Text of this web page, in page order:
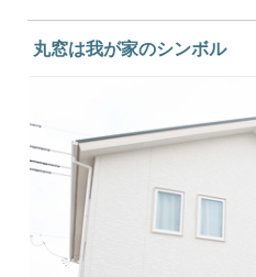
丸窓は我が家のシンボル